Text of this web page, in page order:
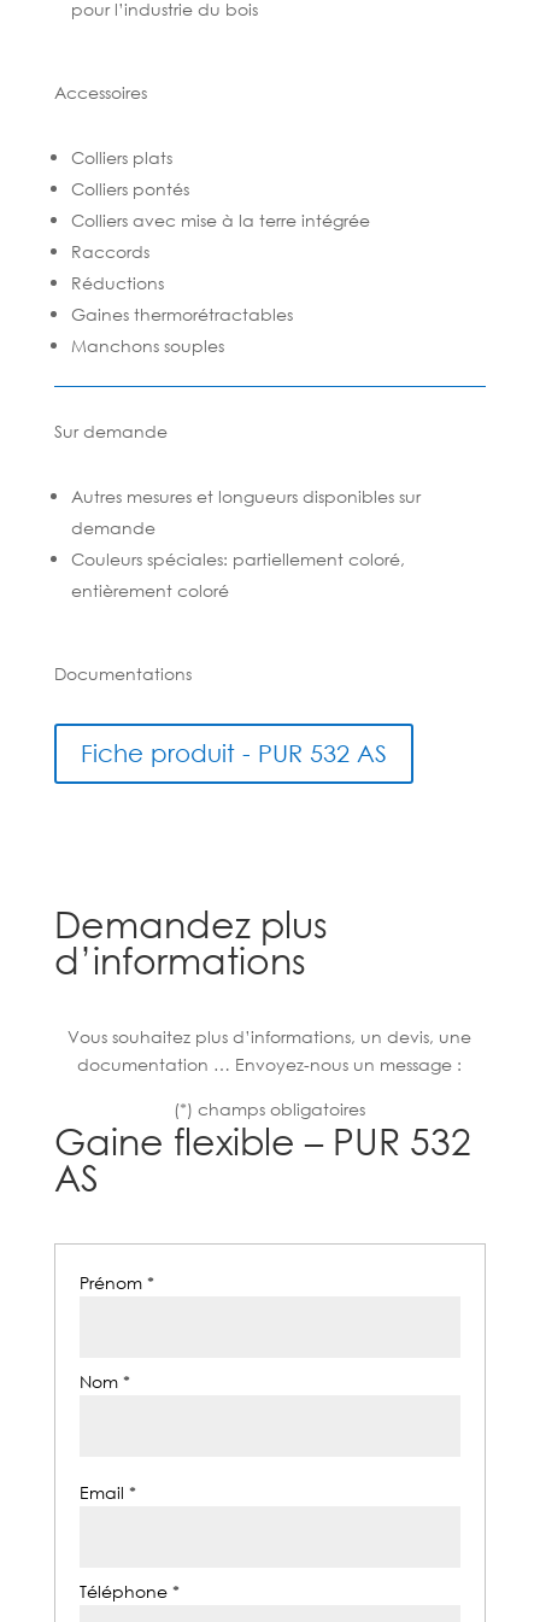
pour l’industrie du bois
Accessoires
Colliers plats
Colliers pontés
Colliers avec mise à la terre intégrée
Raccords
Réductions
Gaines thermorétractables
Manchons souples
Sur demande
Autres mesures et longueurs disponibles sur
demande
Couleurs spéciales: partiellement coloré,
entièrement coloré
Documentations
Fiche produit - PUR 532 AS
Demandez plus
d’informations
Vous souhaitez plus d’informations, un devis, une
documentation … Envoyez-nous un message :
(*) champs obligatoires
Gaine flexible – PUR 532
AS
Prénom *
Nom *
Email *
Téléphone *